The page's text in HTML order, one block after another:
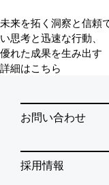
未来を拓く洞察と信頼
い思考と迅速な行動、
優れた成果を生み出す
詳細はこちら
お問い合わせ
採用情報